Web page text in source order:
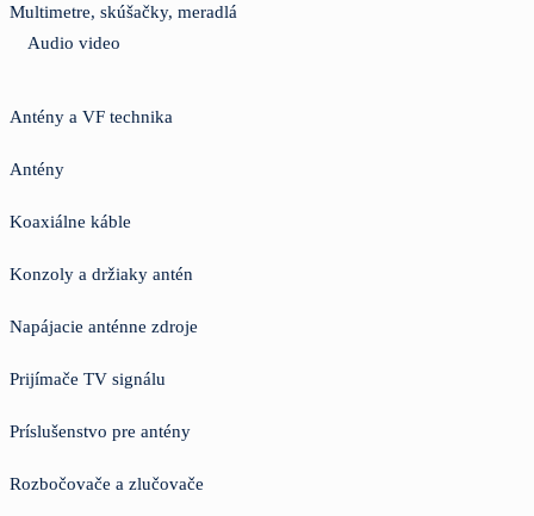
Multimetre, skúšačky, meradlá
Audio video
Antény a VF technika
Antény
Koaxiálne káble
Konzoly a držiaky antén
Napájacie anténne zdroje
Prijímače TV signálu
Príslušenstvo pre antény
Rozbočovače a zlučovače